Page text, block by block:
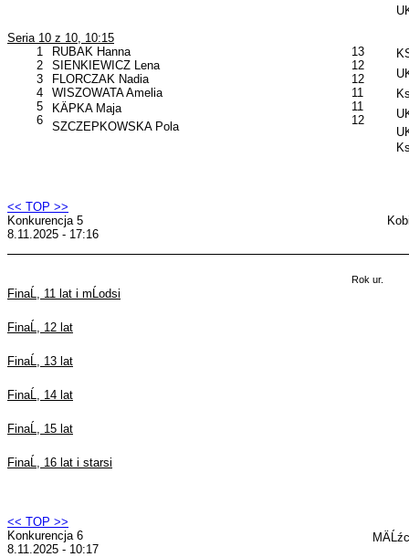
Seria 10 z 10, 10:15
1
2
3
4
5
6
RUBAK Hanna
SIENKIEWICZ Lena
FLORCZAK Nadia
WISZOWATA Amelia
KÄPKA Maja
SZCZEPKOWSKA Pola
13
12
12
11
11
12
<< TOP >>
Konkurencja 5
8.11.2025 - 17:16
Rok ur.
FinaĹ, 11 lat i mĹodsi
FinaĹ, 12 lat
FinaĹ, 13 lat
FinaĹ, 14 lat
FinaĹ, 15 lat
FinaĹ, 16 lat i starsi
<< TOP >>
Konkurencja 6
8.11.2025 - 10:17